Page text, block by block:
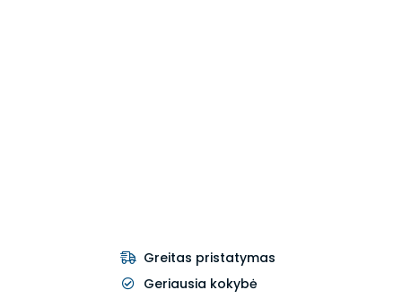
Greitas pristatymas
Geriausia kokybė